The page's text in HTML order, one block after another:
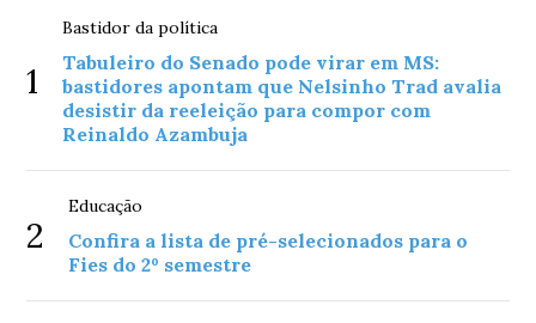
1
Bastidor da política
Tabuleiro do Senado pode virar em MS:
bastidores apontam que Nelsinho Trad avalia
desistir da reeleição para compor com
Reinaldo Azambuja
2
Educação
Confira a lista de pré-selecionados para o
Fies do 2º semestre